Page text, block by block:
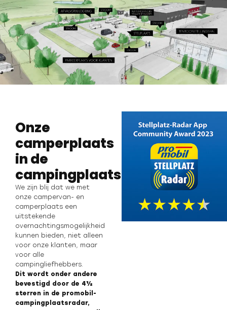
Onze
camperplaats
in de
campingplaatsradar.
We zijn blij dat we met
onze campervan- en
camperplaats een
uitstekende
overnachtingsmogelijkheid
kunnen bieden, niet alleen
voor onze klanten, maar
voor alle
campingliefhebbers.
Dit wordt onder andere
bevestigd door de 4½
sterren in de promobil-
campingplaatsradar,